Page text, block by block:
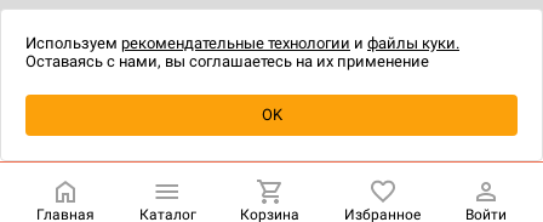
Уведомить о наличии
технологии.
Главная Каталог Корзина Избранное Войти
Используем рекомендательные технологии и файлы куки.
Оставаясь с нами, вы соглашаетесь на их применение
OK